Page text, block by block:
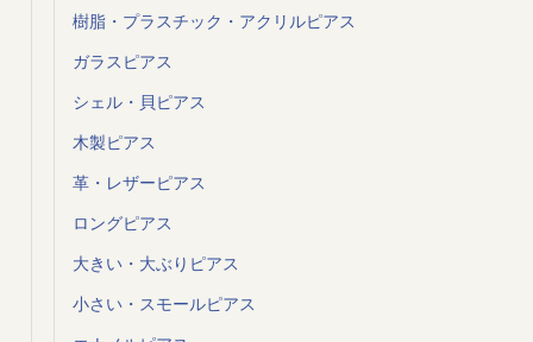
樹脂・プラスチック・アクリルピアス
ガラスピアス
シェル・貝ピアス
木製ピアス
革・レザーピアス
ロングピアス
大きい・大ぶりピアス
小さい・スモールピアス